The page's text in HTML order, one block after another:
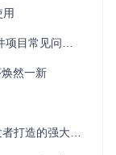
使是新手也能迅
Toolkit无疑
简洁的办公软
都不妨尝试这一
用户的青睐。
问题解决方案
然一新
强大控件套件